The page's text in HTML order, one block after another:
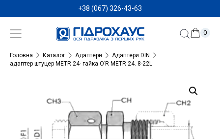
+38 (067) 326-43-63
0
Головна Каталог Адаптери
Адаптери DIN
адаптер штуцер METR 24- гайка O’R METR 24. 8-22L